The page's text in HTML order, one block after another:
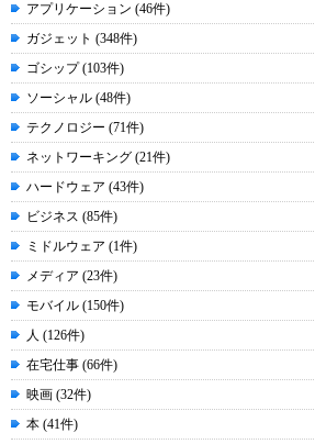
アプリケーション (46件)
ガジェット (348件)
ゴシップ (103件)
ソーシャル (48件)
テクノロジー (71件)
ネットワーキング (21件)
ハードウェア (43件)
ビジネス (85件)
ミドルウェア (1件)
メディア (23件)
モバイル (150件)
人 (126件)
在宅仕事 (66件)
映画 (32件)
本 (41件)